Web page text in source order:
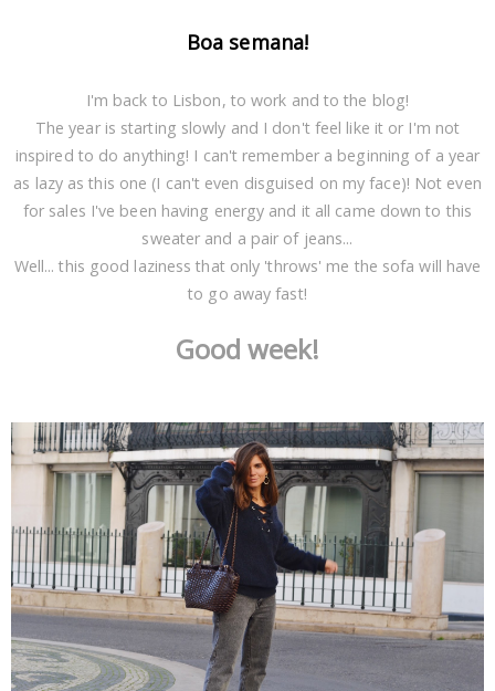
Boa semana!
I'm back to Lisbon, to work and to the blog!
The year is starting slowly and I don't feel like it or I'm not
inspired to do anything! I can't remember a beginning of a year
as lazy as this one (I can't even disguised on my face)! Not even
for sales I've been having energy and it all came down to this
sweater and a pair of jeans...
Well... this good laziness that only 'throws' me the sofa will have
to go away fast!
Good week!